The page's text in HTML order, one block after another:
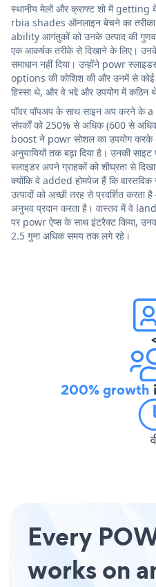
स्थानीय मेलों और क्राफ्ट शो में getting
rbia shades ऑनलाइन बेचने का
ability आगंतुकों को उनके उत्पाद की
एक आकर्षक तरीके से दिखाने के लिए।
समाधान नहीं दिया। उन्होंने powr
options की कोशिश की और उनमें से कोई
हिस्सा थे, और वे भद्दे और उपयोग में कठिन
पॉवर पॉपअप के साथ साइन अप करने
संपर्कों को 250% से अधिक (600 से
boost ने powr सोशल का उपयोग करके
अनुयायियों तक बढ़ा दिया है। उनकी
स्लाइडर अपने ग्राहकों को शीघ्रता से
क्योंकि वे added होमपेज हैं कि
उत्पादों को अच्छी तरह से प्रदर्शित
अनुभव प्रदान करता है। वास्तव में वे
पर powr ऐप्स के साथ इंटरैक्ट किया,
2.5 गुना अधिक समय तक लगे रहे।
200% growth
Every
works on